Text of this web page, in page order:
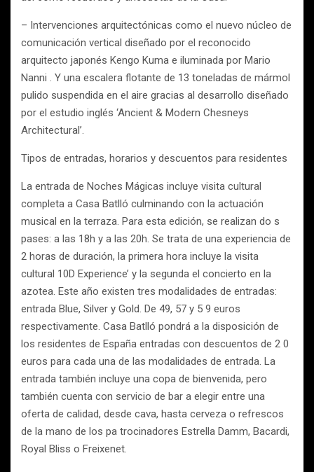
– Intervenciones arquitectónicas como el nuevo núcleo de
comunicación vertical diseñado por el reconocido
arquitecto japonés Kengo Kuma e iluminada por Mario
Nanni . Y una escalera flotante de 13 toneladas de mármol
pulido suspendida en el aire gracias al desarrollo diseñado
por el estudio inglés ‘Ancient & Modern Chesneys
Architectural’.
Tipos de entradas, horarios y descuentos para residentes
La entrada de Noches Mágicas incluye visita cultural
completa a Casa Batlló culminando con la actuación
musical en la terraza. Para esta edición, se realizan do s
pases: a las 18h y a las 20h. Se trata de una experiencia de
2 horas de duración, la primera hora incluye la visita
cultural 10D Experience’ y la segunda el concierto en la
azotea. Este año existen tres modalidades de entradas:
entrada Blue, Silver y Gold. De 49, 57 y 5 9 euros
respectivamente. Casa Batlló pondrá a la disposición de
los residentes de España entradas con descuentos de 2 0
euros para cada una de las modalidades de entrada. La
entrada también incluye una copa de bienvenida, pero
también cuenta con servicio de bar a elegir entre una
oferta de calidad, desde cava, hasta cerveza o refrescos
de la mano de los pa trocinadores Estrella Damm, Bacardi,
Royal Bliss o Freixenet.